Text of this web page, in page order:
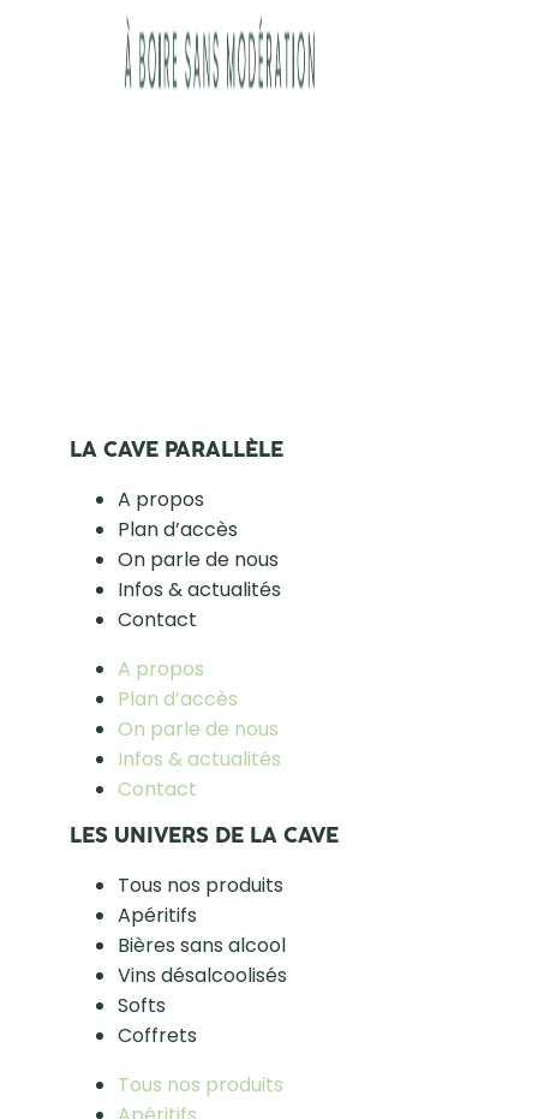
LA CAVE PARALLÈLE
A propos
Plan d’accès
On parle de nous
Infos & actualités
Contact
A propos
Plan d’accès
On parle de nous
Infos & actualités
Contact
LES UNIVERS DE LA CAVE
Tous nos produits
Apéritifs
Bières sans alcool
Vins désalcoolisés
Softs
Coffrets
Tous nos produits